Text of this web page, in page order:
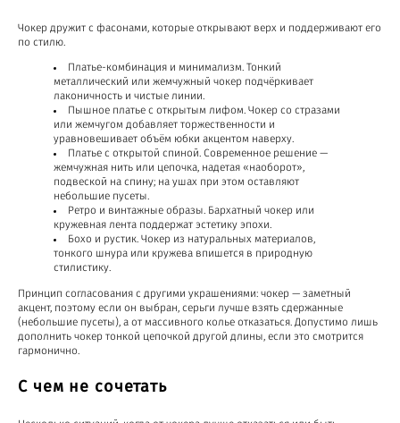
Чокер дружит с фасонами, которые открывают верх и поддерживают его
по стилю.
Платье-комбинация и минимализм. Тонкий
металлический или жемчужный чокер подчёркивает
лаконичность и чистые линии.
Пышное платье с открытым лифом. Чокер со стразами
или жемчугом добавляет торжественности и
уравновешивает объём юбки акцентом наверху.
Платье с открытой спиной. Современное решение —
жемчужная нить или цепочка, надетая «наоборот»,
подвеской на спину; на ушах при этом оставляют
небольшие пусеты.
Ретро и винтажные образы. Бархатный чокер или
кружевная лента поддержат эстетику эпохи.
Бохо и рустик. Чокер из натуральных материалов,
тонкого шнура или кружева впишется в природную
стилистику.
Принцип согласования с другими украшениями: чокер — заметный
акцент, поэтому если он выбран, серьги лучше взять сдержанные
(небольшие пусеты), а от массивного колье отказаться. Допустимо лишь
дополнить чокер тонкой цепочкой другой длины, если это смотрится
гармонично.
С чем не сочетать